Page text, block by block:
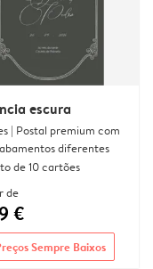
escura
| Postal premium com
diferentes
de 10 cartões
de
€
Sempre Baixos